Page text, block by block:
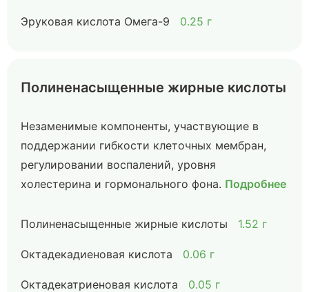
Эруковая кислота Омега-9 0.25 г
Полиненасыщенные жирные кислоты
Незаменимые компоненты, участвующие в
поддержании гибкости клеточных мембран,
регулировании воспалений, уровня
холестерина и гормонального фона. Подробнее
Полиненасыщенные жирные кислоты 1.52 г
Октадекадиеновая кислота 0.06 г
Октадекатриеновая кислота 0.05 г